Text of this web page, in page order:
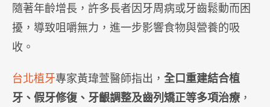
隨著年齡增長，許多長者因牙周病或牙齒鬆動而困
擾，導致咀嚼無力，進一步影響食物與營養的吸
收。
台北植牙專家黃瑋萱醫師指出， 全口重建結合植
牙、假牙修復、牙齦調整及齒列矯正等多項治療，